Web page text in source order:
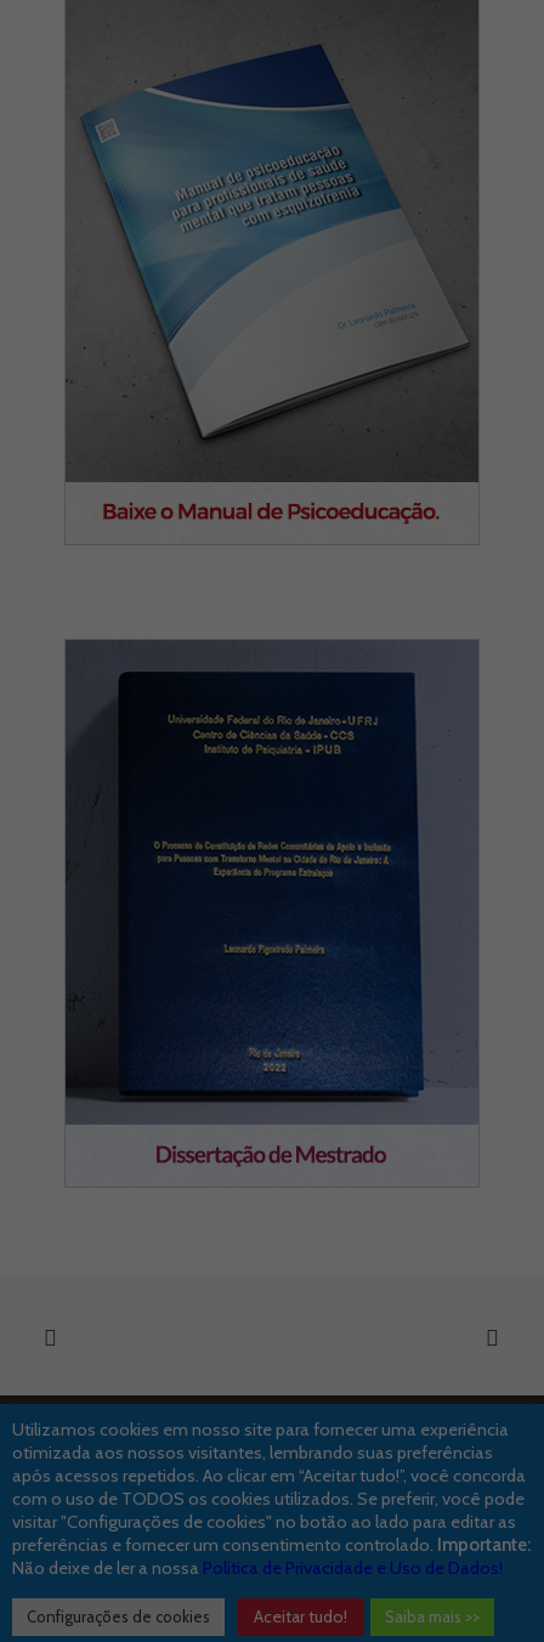
©2019 Dr. Leonardo Palmeira – Médico Psiquiatra // Elaborado com pela
Claris Interativa
Utilizamos cookies em nosso site para fornecer uma experiência
otimizada aos nossos visitantes, lembrando suas preferências
após acessos repetidos. Ao clicar em “Aceitar tudo!”, você concorda
com o uso de TODOS os cookies utilizados. Se preferir, você pode
visitar "Configurações de cookies" no botão ao lado para editar as
preferências e fornecer um consentimento controlado. Importante:
Não deixe de ler a nossa Política de Privacidade e Uso de Dados!
Configurações de cookies Aceitar tudo! Saiba mais >>